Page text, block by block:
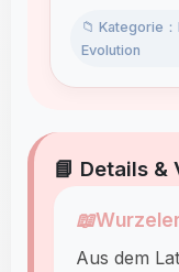
📁 Kategorie
Evolution
📘 Details &
📖
Aus dem